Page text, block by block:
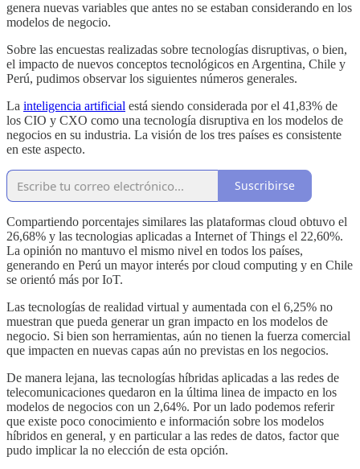
genera nuevas variables que antes no se estaban considerando en los
modelos de negocio.
Sobre las encuestas realizadas sobre tecnologías disruptivas, o bien,
el impacto de nuevos conceptos tecnológicos en Argentina, Chile y
Perú, pudimos observar los siguientes números generales.
La inteligencia artificial está siendo considerada por el 41,83% de
los CIO y CXO como una tecnología disruptiva en los modelos de
negocios en su industria. La visión de los tres países es consistente
en este aspecto.
Suscribirse
Compartiendo porcentajes similares las plataformas cloud obtuvo el
26,68% y las tecnologias aplicadas a Internet of Things el 22,60%.
La opinión no mantuvo el mismo nivel en todos los países,
generando en Perú un mayor interés por cloud computing y en Chile
se orientó más por IoT.
Las tecnologías de realidad virtual y aumentada con el 6,25% no
muestran que pueda generar un gran impacto en los modelos de
negocio. Si bien son herramientas, aún no tienen la fuerza comercial
que impacten en nuevas capas aún no previstas en los negocios.
De manera lejana, las tecnologías híbridas aplicadas a las redes de
telecomunicaciones quedaron en la última linea de impacto en los
modelos de negocios con un 2,64%. Por un lado podemos referir
que existe poco conocimiento e información sobre los modelos
híbridos en general, y en particular a las redes de datos, factor que
pudo implicar la no elección de esta opción.